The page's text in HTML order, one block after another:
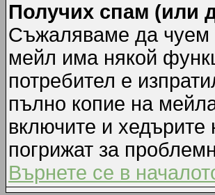
Получих спам (или
Съжаляваме да чуем
мейл има някой
потребител е
пълно копие на
включите и
погрижат за
Върнете се в